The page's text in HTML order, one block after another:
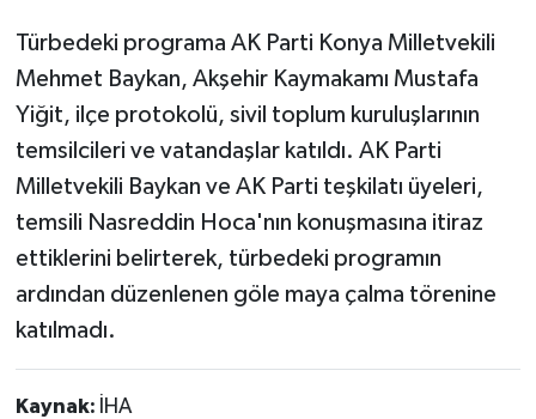
Türbedeki programa AK Parti Konya Milletvekili
Mehmet Baykan, Akşehir Kaymakamı Mustafa
Yiğit, ilçe protokolü, sivil toplum kuruluşlarının
temsilcileri ve vatandaşlar katıldı. AK Parti
Milletvekili Baykan ve AK Parti teşkilatı üyeleri,
temsili Nasreddin Hoca'nın konuşmasına itiraz
ettiklerini belirterek, türbedeki programın
ardından düzenlenen göle maya çalma törenine
katılmadı.
Kaynak: İHA